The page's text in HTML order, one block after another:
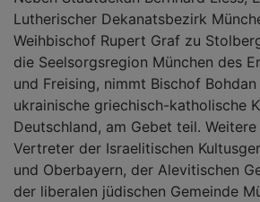
Lutherischer Dekanatsbezirk
Weihbischof Rupert Graf zu
die Seelsorgsregion München des
und Freising, nimmt Bischof
ukrainische griechisch-katholische
Deutschland, am Gebet teil.
Vertreter der Israelitischen
und Oberbayern, der Alevitischen
der liberalen jüdischen Gemeinde